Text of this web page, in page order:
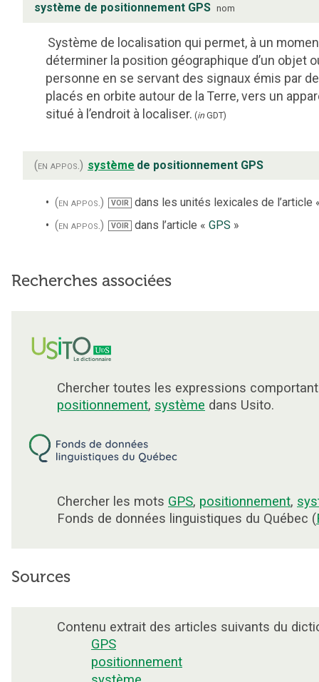
système de positionnement GPS nom
Système de localisation qui permet, à un
déterminer la position géographique d’un objet
personne en se servant des signaux émis par
placés en orbite autour de la Terre, vers un
situé à l’endroit à localiser. (inGDT)
(en appos.) système de positionnement GPS
(en appos.) VOIR dans les unités lexicales de l’article
(en appos.)
VOIR dans l’article « GPS »
Recherches associées
Chercher toutes les expressions
positionnement, système dans Usito.
Chercher les mots GPS, positionnement,
Fonds de données linguistiques du Québec (
Sources
Contenu extrait des articles suivants du
GPS
positionnement